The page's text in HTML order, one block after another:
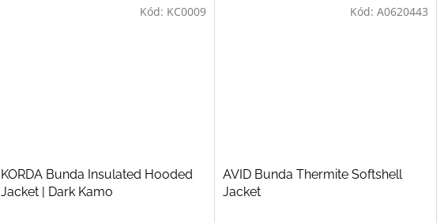
KORDA Bunda Insulated Hooded
Jacket | Dark Kamo
Kód: KC0009
AVID Bunda Thermite Softshell
Jacket
Kód: A0620443